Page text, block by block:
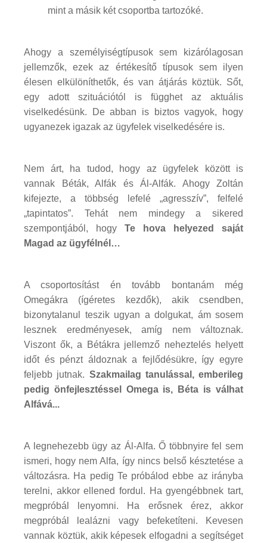
mint a másik két csoportba tartozóké.
Ahogy a személyiségtípusok sem kizárólagosan
jellemzők, ezek az értékesítő típusok sem ilyen
élesen elkülöníthetők, és van átjárás köztük. Sőt,
egy adott szituációtól is függhet az aktuális
viselkedésünk. De abban is biztos vagyok, hogy
ugyanezek igazak az ügyfelek viselkedésére is.
Nem árt, ha tudod, hogy az ügyfelek között is
vannak Béták, Alfák és Ál-Alfák. Ahogy Zoltán
kifejezte, a többség lefelé „agresszív”, felfelé
„tapintatos”. Tehát nem mindegy a sikered
szempontjából, hogy Te hova helyezed saját
Magad az ügyfélnél…
A csoportosítást én tovább bontanám még
Omegákra (ígéretes kezdők), akik csendben,
bizonytalanul teszik ugyan a dolgukat, ám sosem
lesznek eredményesek, amíg nem változnak.
Viszont ők, a Bétákra jellemző neheztelés helyett
időt és pénzt áldoznak a fejlődésükre, így egyre
feljebb jutnak. Szakmailag tanulással, emberileg
pedig önfejlesztéssel Omega is, Béta is válhat
Alfává...
A legnehezebb ügy az Ál-Alfa. Ő többnyire fel sem
ismeri, hogy nem Alfa, így nincs belső késztetése a
változásra. Ha pedig Te próbálod ebbe az irányba
terelni, akkor ellened fordul. Ha gyengébbnek tart,
megpróbál lenyomni. Ha erősnek érez, akkor
megpróbál lealázni vagy befeketíteni. Kevesen
vannak köztük, akik képesek elfogadni a segítséget